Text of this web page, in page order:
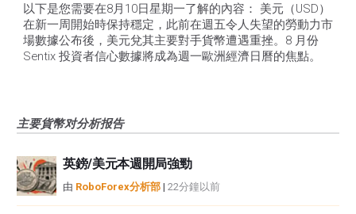
以下是您需要在8月10日星期一了解的內容： 美元（USD）
在新一周開始時保持穩定，此前在週五令人失望的勞動力市
場數據公布後，美元兌其主要對手貨幣遭遇重挫。8 月份
Sentix 投資者信心數據將成為週一歐洲經濟日曆的焦點。
主要貨幣对分析报告
英鎊/美元本週開局強勁
由 RoboForex分析部 | 22分鐘以前